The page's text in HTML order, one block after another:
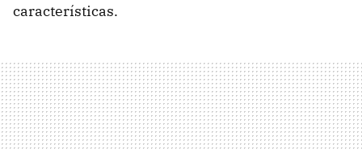
características.